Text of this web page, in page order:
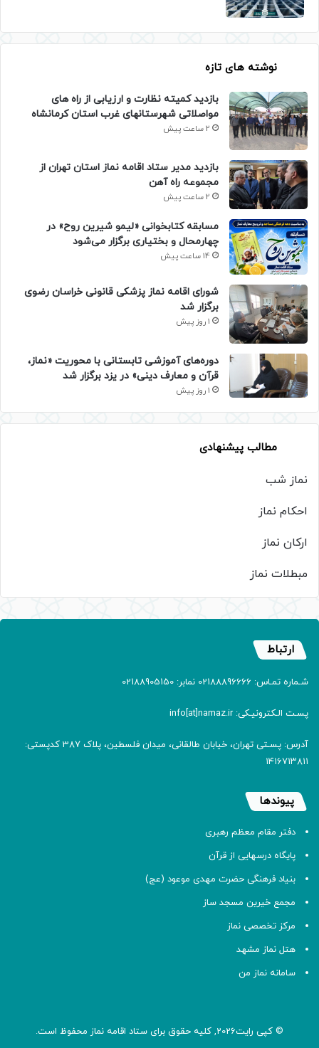
نوشته های تازه
بازدید کمیته نظارت و ارزیابی از راه های
مواصلاتی شهرستانهای غرب استان کرمانشاه
2 ساعت پیش
بازدید مدیر ستاد اقامه نماز استان تهران از
مجموعه راه آهن
2 ساعت پیش
مسابقه کتابخوانی «لیمو شیرین روح» در
چهارمحال و بختیاری برگزار می‌شود
14 ساعت پیش
شورای اقامه نماز پزشکی قانونی خراسان رضوی
برگزار شد
1 روز پیش
دوره‌های آموزشی تابستانی با محوریت «نماز،
قرآن و معارف دینی» در یزد برگزار شد
1 روز پیش
مطالب پیشنهادی
نماز شب
احکام نماز
ارکان نماز
مبطلات نماز
ارتباط
شـماره تمـاس: 02188896666 نمابر: 02188905150
پسـت الـکترونیـکی: info[at]namaz.ir
آدرس: پسـتی تهران، خیابان طالقانی، میدان فلسطین، پلاک 387 کدپستی:
۱۴۱۶۷۱۳۸۱۱
پیوندها
دفتر مقام معظم رهبری
پایگاه درسهایی از قرآن
بنیاد فرهنگی حضرت مهدی موعود (عج)
مجمع خیرین مسجد ساز
مرکز تخصصی نماز
هتل نماز مشهد
سامانه نماز من
© کپی رایت2026, کلیه حقوق برای ستاد اقامه نماز محفوظ است.